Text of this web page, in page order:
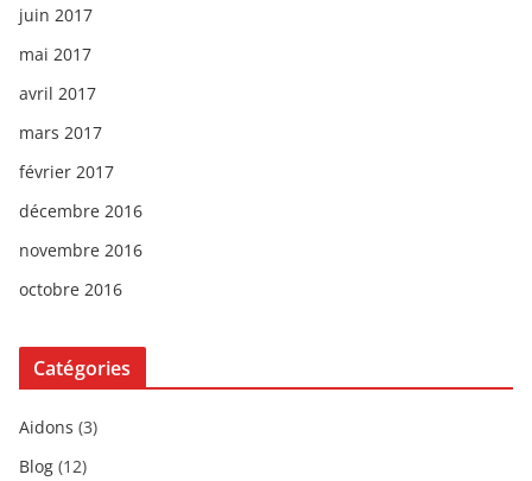
juin 2017
mai 2017
avril 2017
mars 2017
février 2017
décembre 2016
novembre 2016
octobre 2016
Catégories
Aidons (3)
Blog (12)